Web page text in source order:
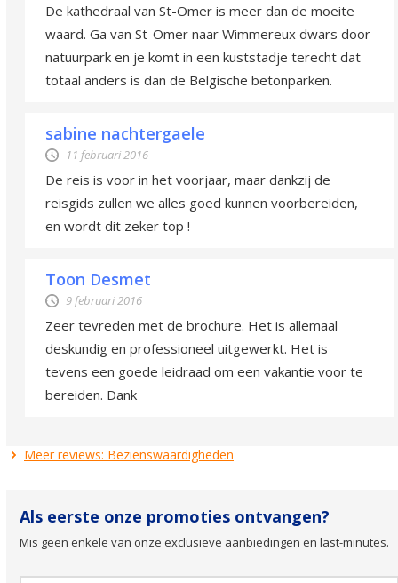
De kathedraal van St-Omer is meer dan de moeite
waard. Ga van St-Omer naar Wimmereux dwars door
natuurpark en je komt in een kuststadje terecht dat
totaal anders is dan de Belgische betonparken.
sabine nachtergaele
11 februari 2016
De reis is voor in het voorjaar, maar dankzij de
reisgids zullen we alles goed kunnen voorbereiden,
en wordt dit zeker top !
Toon Desmet
9 februari 2016
Zeer tevreden met de brochure. Het is allemaal
deskundig en professioneel uitgewerkt. Het is
tevens een goede leidraad om een vakantie voor te
bereiden. Dank
Meer reviews: Bezienswaardigheden
Als eerste onze promoties ontvangen?
Mis geen enkele van onze exclusieve aanbiedingen en last-minutes.